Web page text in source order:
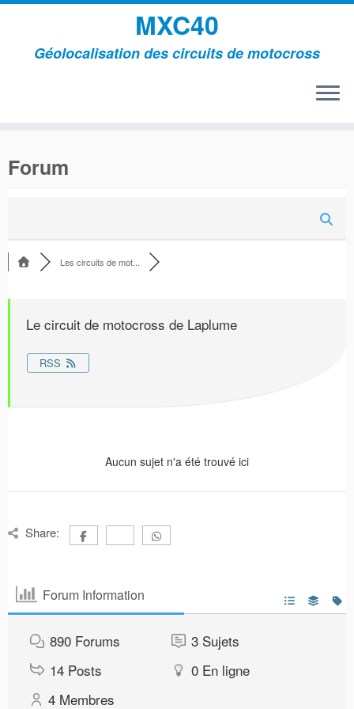
contenu
MXC40
Géolocalisation des circuits de motocross
Forum
Les circuits de mot...
Le circuit de motocross de Laplume
RSS
Aucun sujet n'a été trouvé ici
Share:
Forum Information
890 Forums 3 Sujets
14 Posts 0 En ligne
4 Membres